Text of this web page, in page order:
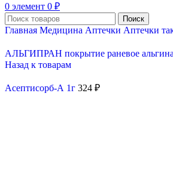
0 элемент 0 ₽
Поиск
Главная Медицина Аптечки Аптечки
АЛЬГИПРАН покрытие раневое
Назад к товарам
Асептисорб-А 1г 324 ₽